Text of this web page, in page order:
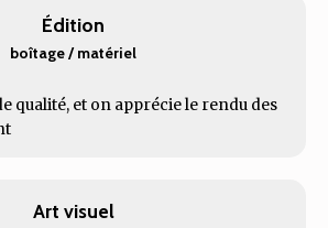
Édition
boîtage / matériel
qualité, et on apprécie le rendu des
Art visuel